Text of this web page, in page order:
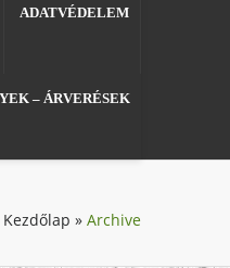
ADATVÉDELEM
– ÁRVERÉSEK
Kezdőlap » Archive